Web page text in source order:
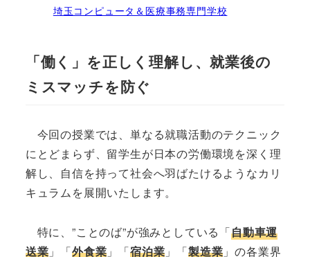
埼玉コンピュータ＆医療事務専門学校
「働く」を正しく理解し、就業後の
ミスマッチを防ぐ
今回の授業では、単なる就職活動のテクニック
にとどまらず、留学生が日本の労働環境を深く理
解し、自信を持って社会へ羽ばたけるようなカリ
キュラムを展開いたします。
特に、”ことのば”が強みとしている「自動車運
送業 」「外食業 」「宿泊業 」「製造業 」の各業界